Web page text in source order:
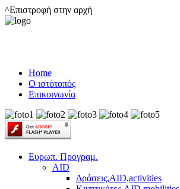
^Επιστροφή στην αρχή
Home
Ο ιστότοπός
Επικοινωνία
Ευρωπ. Προγραμ.
AID
Δράσεις,AID,activities